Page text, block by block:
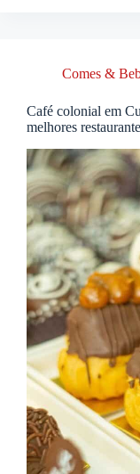
Comes &
Café colonial em
melhores